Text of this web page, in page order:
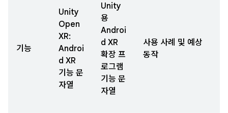
기능
Unity
Open
XR:
Androi
d XR
기능 문
자열
Unity
용
Androi
d XR
확장 프
로그램
기능 문
자열
사용 사례 및 예상
동작